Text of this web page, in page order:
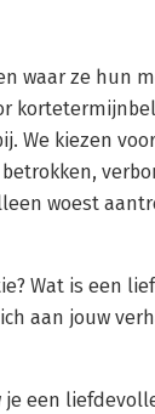
waar ze hun
We kiezen
woest
Wat is een
aan jouw
een